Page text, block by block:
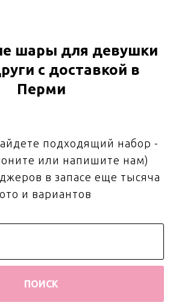
шары для девушки
с доставкой в
Перми
подходящий набор -
или напишите нам)
в запасе еще тысяча
и вариантов
ПОИСК